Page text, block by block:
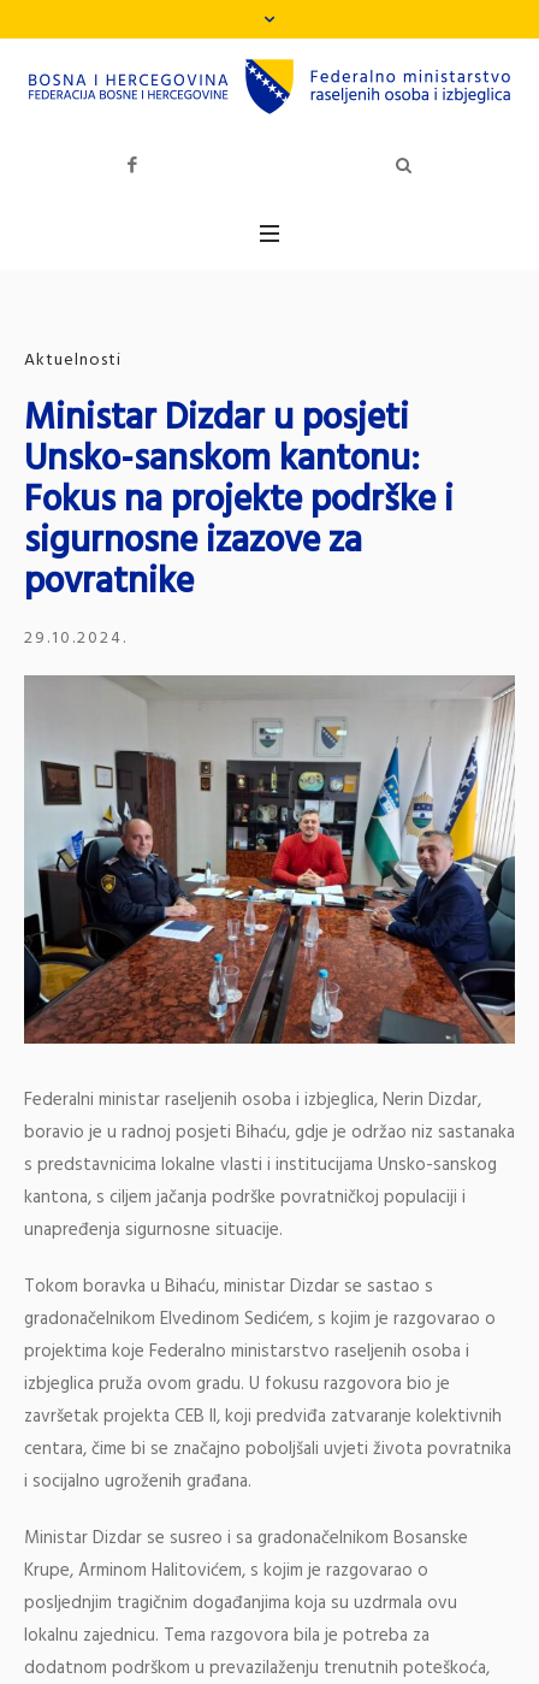
Aktuelnosti
Ministar Dizdar u posjeti
Unsko-sanskom kantonu:
Fokus na projekte podrške i
sigurnosne izazove za
povratnike
29.10.2024.
Federalni ministar raseljenih osoba i izbjeglica, Nerin Dizdar,
boravio je u radnoj posjeti Bihaću, gdje je održao niz sastanaka
s predstavnicima lokalne vlasti i institucijama Unsko-sanskog
kantona, s ciljem jačanja podrške povratničkoj populaciji i
unapređenja sigurnosne situacije.
Tokom boravka u Bihaću, ministar Dizdar se sastao s
gradonačelnikom Elvedinom Sedićem, s kojim je razgovarao o
projektima koje Federalno ministarstvo raseljenih osoba i
izbjeglica pruža ovom gradu. U fokusu razgovora bio je
završetak projekta CEB II, koji predviđa zatvaranje kolektivnih
centara, čime bi se značajno poboljšali uvjeti života povratnika
i socijalno ugroženih građana.
Ministar Dizdar se susreo i sa gradonačelnikom Bosanske
Krupe, Arminom Halitovićem, s kojim je razgovarao o
posljednjim tragičnim događanjima koja su uzdrmala ovu
lokalnu zajednicu. Tema razgovora bila je potreba za
dodatnom podrškom u prevazilaženju trenutnih poteškoća,